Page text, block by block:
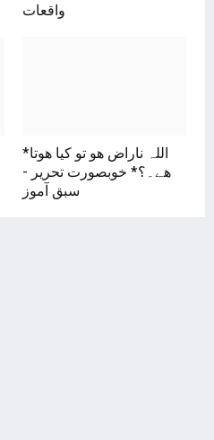
واقعات
*اللہ ناراض ھو تو کیا ھوتا
ھے۔؟* خوبصورت تحریر -
سبق آموز